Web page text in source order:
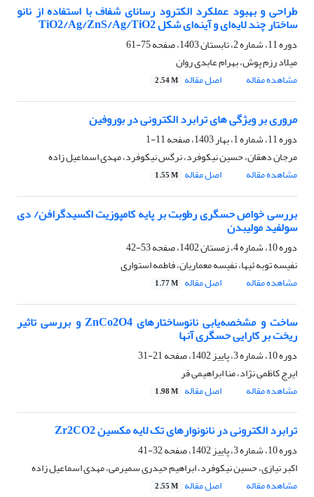
طراحی و بهبود عملکرد الکترود رسانای شفاف با استفاده از نانو
ساختار چند لایه‌ای و آینه‌ای شکل TiO2/Ag/ZnS/Ag/TiO2
دوره 11، شماره 2، تابستان 1403، صفحه
75-61
میلاد رزم پوش، بهرام عابدی روان
مشاهده مقاله
اصل مقاله 2.54 M
مروری بر ویژگی های ترابرد الکترونی در بوروفین
دوره 11، شماره 1، بهار 1403، صفحه
11-1
مرجان دهقان، حسین نیکوفرد، نرگس نیکوفرد، مهدی اسماعیل زاده
مشاهده مقاله
اصل مقاله 1.55 M
بررسی خواص حسگری رطوبت بر پایه کامپوزیت اکسیدگرافن/ دی
سولفید مولیبدن
دوره 10، شماره 4، زمستان 1402، صفحه
53-42
نفیسه توبه ئیها، نفیسه معماریان، فاطمه استواری
مشاهده مقاله
اصل مقاله 1.77 M
ساخت و مشخصه‌یابی نانوساختارهای ZnCo2O4 و بررسی تاثیر
ریخت بر کارایی حسگری آنها
دوره 10، شماره 3، پاییز 1402، صفحه
21-31
ایرج کاظمی نژاد، منا ابراهیمی فر
مشاهده مقاله
اصل مقاله 1.98 M
ترابرد الکترونی در نانونوارهای تک لایه مکسین Zr2CO2
دوره 10، شماره 3، پاییز 1402، صفحه
32-41
اکبر نیازی، حسین نیکوفرد، ابراهیم حیدری سمیرمی، مهدی اسماعیل زاده
مشاهده مقاله
اصل مقاله 2.55 M